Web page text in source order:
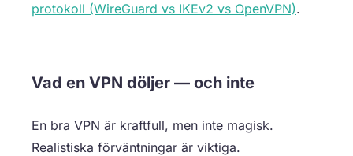
protokoll (WireGuard vs IKEv2 vs OpenVPN).
Vad en VPN döljer — och inte
En bra VPN är kraftfull, men inte magisk.
Realistiska förväntningar är viktiga.